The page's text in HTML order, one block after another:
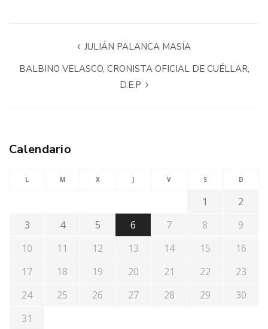
JULIÁN PALANCA MASÍA
BALBINO VELASCO, CRONISTA OFICIAL DE CUÉLLAR,
D.E.P
Calendario
L M X J V S D
1
2
3
4 5 6 7 8
9
10
11 12 13 14 15
16
17
18 19 20 21 22
23
24
25 26 27 28 29
30
31